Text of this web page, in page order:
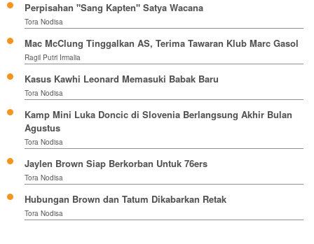
Perpisahan "Sang Kapten" Satya Wacana
Tora Nodisa
Mac McClung Tinggalkan AS, Terima Tawaran Klub Marc Gasol
Ragil Putri Irmalia
Kasus Kawhi Leonard Memasuki Babak Baru
Tora Nodisa
Kamp Mini Luka Doncic di Slovenia Berlangsung Akhir Bulan
Agustus
Tora Nodisa
Jaylen Brown Siap Berkorban Untuk 76ers
Tora Nodisa
Hubungan Brown dan Tatum Dikabarkan Retak
Tora Nodisa